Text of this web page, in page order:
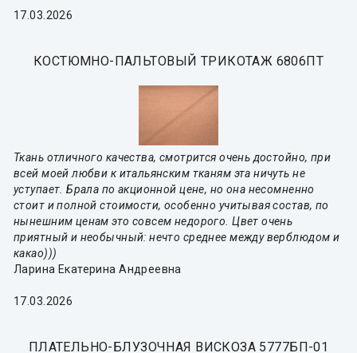
17.03.2026
КОСТЮМНО-ПАЛЬТОВЫЙ ТРИКОТАЖ 6806ПТ
Ткань отличного качества, смотрится очень достойно, при
всей моей любви к итальянским тканям эта ничуть не
уступает. Брала по акционной цене, но она несомненно
стоит и полной стоимости, особенно учитывая состав, по
нынешним ценам это совсем недорого. Цвет очень
приятный и необычный: нечто среднее между верблюдом и
какао)))
Ларина Екатерина Андреевна
17.03.2026
ПЛАТЕЛЬНО-БЛУЗОЧНАЯ ВИСКОЗА 5777БП-01